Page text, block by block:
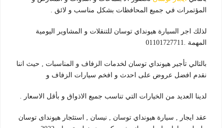
المؤتمرات في جميع المحافظات بشكل مناسب و لائق .
لذلك اجر السيارة هيونداي توسان للتنقلات و المشاوير اليومية
المهمة .01101727711
بالتالي تأجير هيونداي توسان لخدمات الزفاف و المناسبات , حيث اننا
نقدم افضل عروض على احدث و افخم سيارات الزفاف و
لدينا العديد من الخيارات التي تناسب جميع الاذواق و بأقل الاسعار .
عقد ايجار , سيارة هيونداي توسان , نيسان , استئجار هيونداى توسان